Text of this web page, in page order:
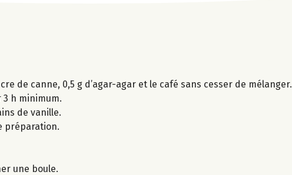
de canne, 0,5 g d’agar-agar et le café sans cesser de mélanger.
h minimum.
de vanille.
préparation.
une boule.